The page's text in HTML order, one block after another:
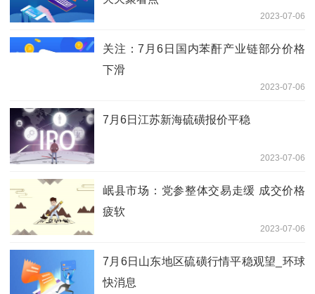
2023-07-06
关注：7月6日国内苯酐产业链部分价格
下滑
2023-07-06
7月6日江苏新海硫磺报价平稳
2023-07-06
岷县市场：党参整体交易走缓 成交价格
疲软
2023-07-06
7月6日山东地区硫磺行情平稳观望_环球
快消息